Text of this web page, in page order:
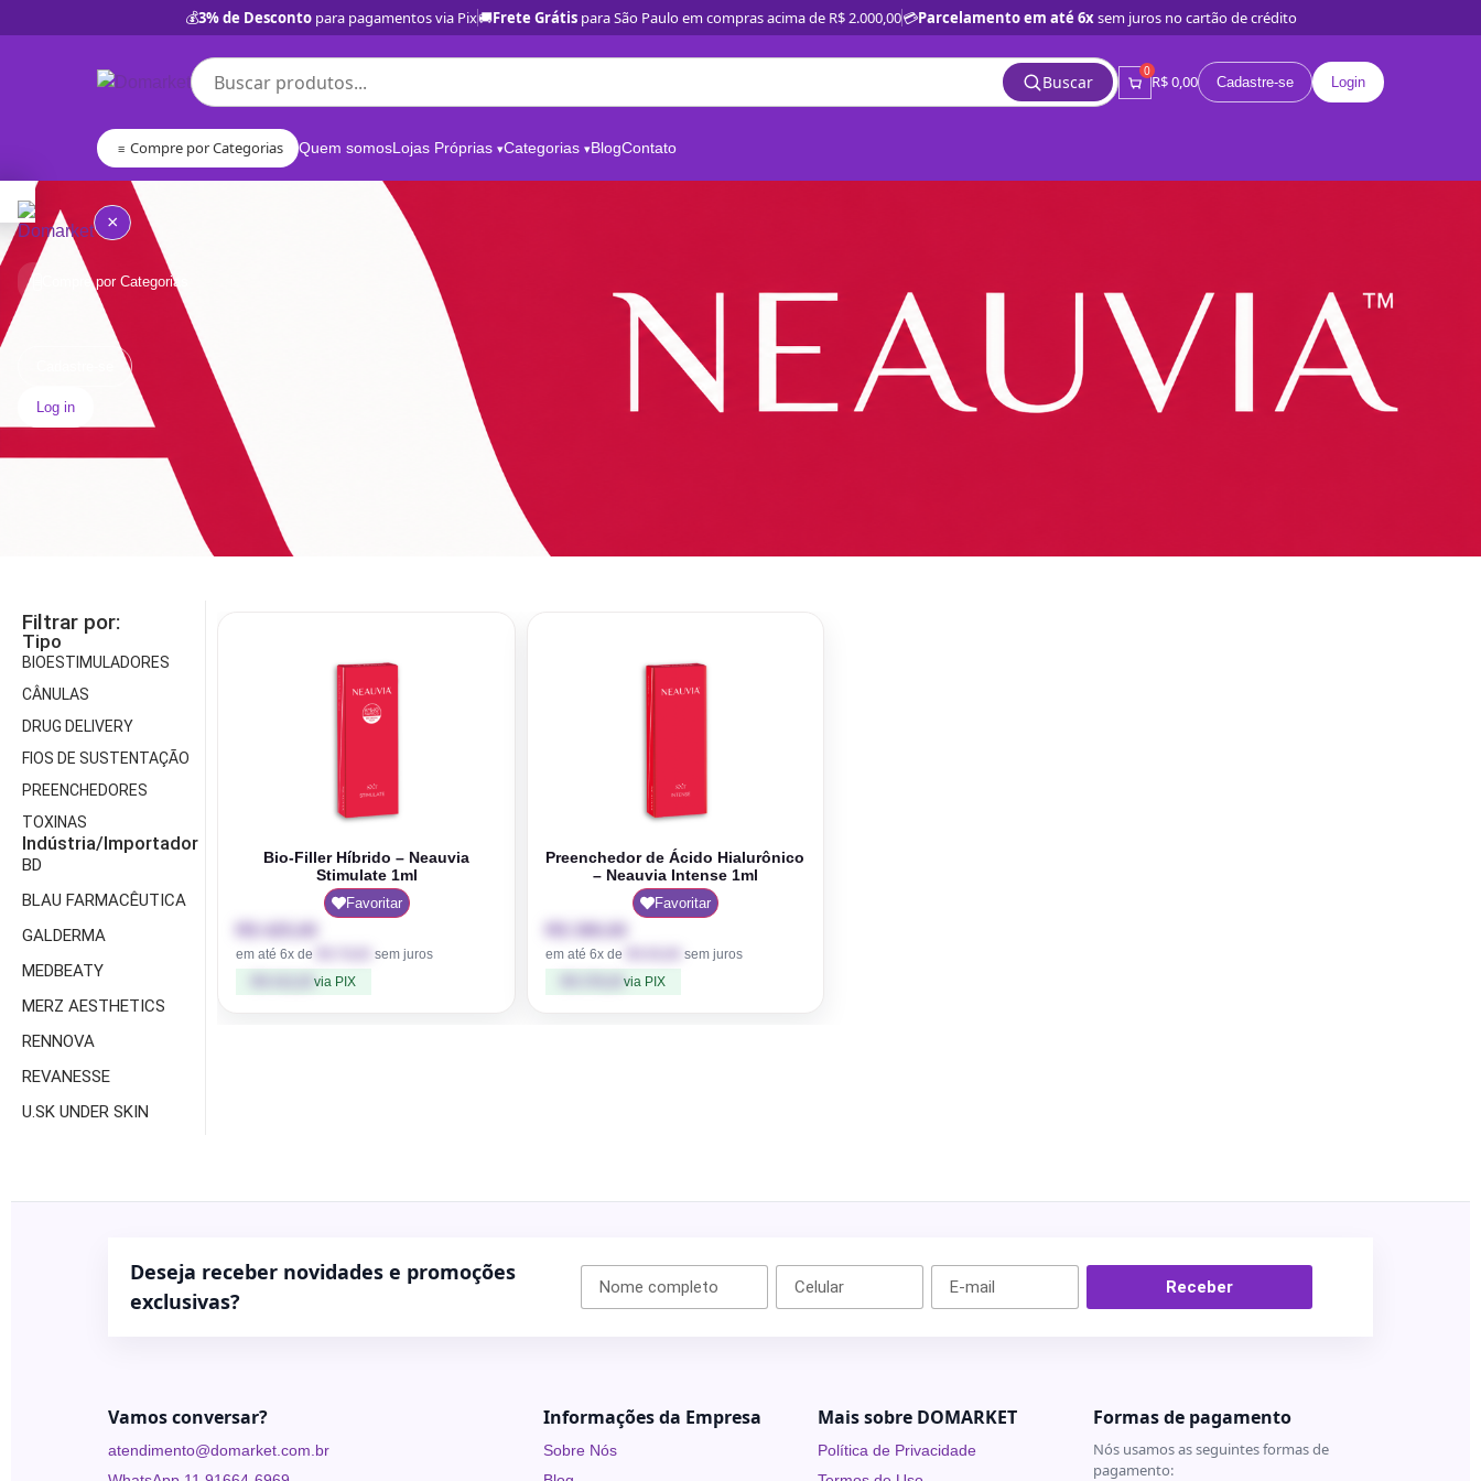
💰3% de Descontopara pagamentos via Pix🚚Frete Grátispara São Paulo em compras acima de R$ 2.000,00💳Parcelamento em até 6xsem juros no cartão de crédito
Buscar
0
R$ 0,00 Cadastre-se Login
≡ Compre por Categorias Quem somosLojas Próprias Categorias BlogContato
×
Compre por Categorias
Lojas
Próprias
Pharma
Galderma
Ilikia
MedBeauty
Aesthetics
Neauvia
Rennova
Revanesse
Toskani
U.SK
Skin
Consumíveis
Drugdelivery
sustentação
Preenchedores
Log in
Filtrar por:
Tipo
BIOESTIMULADORES
CÂNULAS
DRUG DELIVERY
FIOS DE SUSTENTAÇÃO
PREENCHEDORES
TOXINAS
Indústria/Importador
BD
BLAU FARMACÊUTICA
GALDERMA
MEDBEATY
MERZ AESTHETICS
RENNOVA
REVANESSE
U.SK UNDER SKIN
Bio-Filler Híbrido – Neauvia
Stimulate 1ml
Favoritar
em até 6x de
sem juros
412,25via PIX
Preenchedor de Ácido Hialurônico
– Neauvia Intense 1ml
Favoritar
em até 6x de
sem juros
via PIX
Deseja receber novidades e promoções
exclusivas?
Receber
Vamos conversar?
atendimento@domarket.com.br
Informações da Empresa
Sobre Nós
Mais sobre DOMARKET
Política de Privacidade
Formas de pagamento
Nós usamos as seguintes formas de
pagamento: